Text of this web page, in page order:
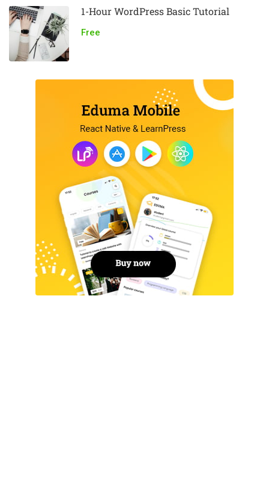
1-Hour WordPress Basic Tutorial
Free